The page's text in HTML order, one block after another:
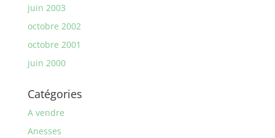
juin 2003
octobre 2002
octobre 2001
juin 2000
Catégories
A vendre
Anesses